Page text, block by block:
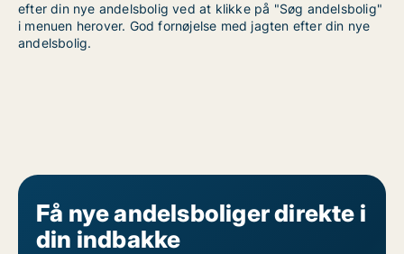
efter din nye andelsbolig ved at klikke på "Søg andelsbolig"
i menuen herover. God fornøjelse med jagten efter din nye
andelsbolig.
Få nye andelsboliger direkte i
din indbakke